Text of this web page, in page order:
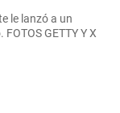
le lanzó a un
GETTY Y X